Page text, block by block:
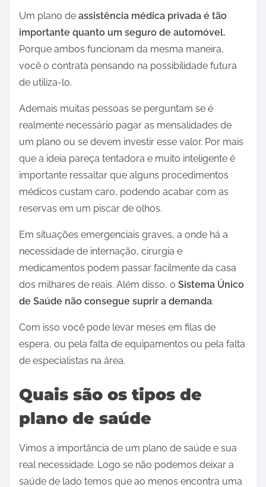
Um plano de assistência médica privada é tão
importante quanto um seguro de automóvel.
Porque ambos funcionam da mesma maneira,
você o contrata pensando na possibilidade futura
de utiliza-lo.
Ademais muitas pessoas se perguntam se é
realmente necessário pagar as mensalidades de
um plano ou se devem investir esse valor. Por mais
que a ideia pareça tentadora e muito inteligente é
importante ressaltar que alguns procedimentos
médicos custam caro, podendo acabar com as
reservas em um piscar de olhos.
Em situações emergenciais graves, a onde há a
necessidade de internação, cirurgia e
medicamentos podem passar facilmente da casa
dos milhares de reais. Além disso, o Sistema Único
de Saúde não consegue suprir a demanda.
Com isso você pode levar meses em filas de
espera, ou pela falta de equipamentos ou pela falta
de especialistas na área.
Quais são os tipos de
plano de saúde
Vimos a importância de um plano de saúde e sua
real necessidade. Logo se não podemos deixar a
saúde de lado temos que ao menos encontra uma